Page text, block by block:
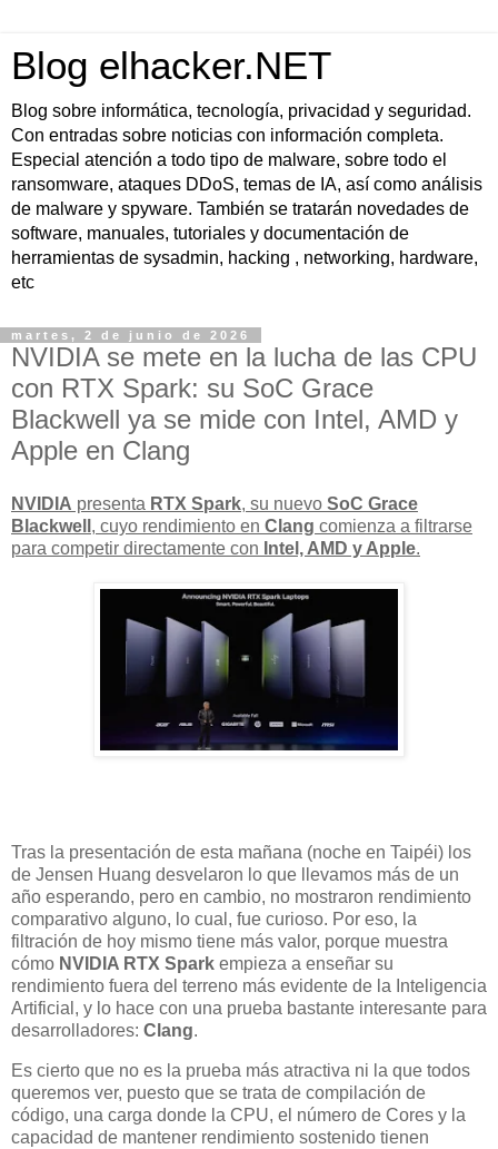
Blog elhacker.NET
Blog sobre informática, tecnología, privacidad y seguridad.
Con entradas sobre noticias con información completa.
Especial atención a todo tipo de malware, sobre todo el
ransomware, ataques DDoS, temas de IA, así como análisis
de malware y spyware. También se tratarán novedades de
software, manuales, tutoriales y documentación de
herramientas de sysadmin, hacking , networking, hardware,
etc
martes, 2 de junio de 2026
NVIDIA se mete en la lucha de las CPU
con RTX Spark: su SoC Grace
Blackwell ya se mide con Intel, AMD y
Apple en Clang
NVIDIA presenta RTX Spark, su nuevo SoC Grace
Blackwell , cuyo rendimiento en Clang comienza a filtrarse
para competir directamente con Intel, AMD y Apple.
Tras la presentación de esta mañana (noche en Taipéi) los
de Jensen Huang desvelaron lo que llevamos más de un
año esperando, pero en cambio, no mostraron rendimiento
comparativo alguno, lo cual, fue curioso. Por eso, la
filtración de hoy mismo tiene más valor, porque muestra
cómo NVIDIA RTX Spark empieza a enseñar su
rendimiento fuera del terreno más evidente de la Inteligencia
Artificial, y lo hace con una prueba bastante interesante para
desarrolladores: Clang.
Es cierto que no es la prueba más atractiva ni la que todos
queremos ver, puesto que se trata de compilación de
código, una carga donde la CPU, el número de Cores y la
capacidad de mantener rendimiento sostenido tienen